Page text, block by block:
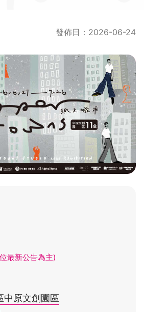
發佈日 ： 2026-06-24
最新公告為主)
中原文創園區